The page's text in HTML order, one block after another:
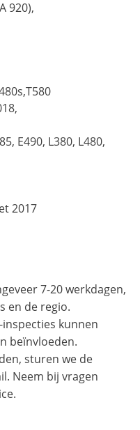
920),
E490, L380, L480,
2017
7-20 werkdagen,
en de regio.
kunnen
beïnvloeden.
sturen we de
Neem bij vragen